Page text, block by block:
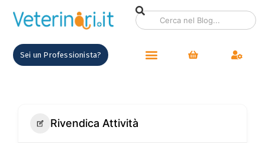
Sei un Professionista?
Rivendica Attività